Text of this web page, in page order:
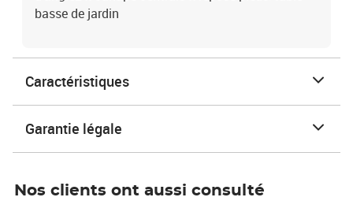
basse de jardin
Caractéristiques
Garantie légale
Nos clients ont aussi consulté